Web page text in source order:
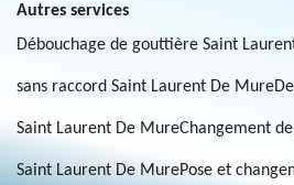
Autres services
Débouchage de gouttière Saint
sans raccord Saint Laurent De Mure
Saint Laurent De MureChangement
Saint Laurent De MurePose et